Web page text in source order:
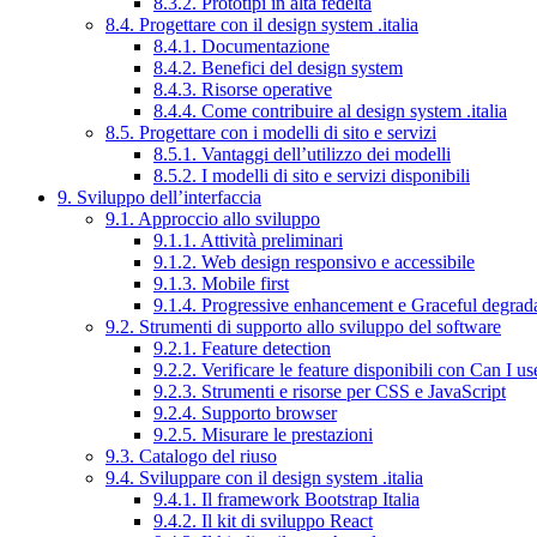
8.4. Progettare con il design system .italia
8.4.1. Documentazione
8.4.2. Benefici del design system
8.4.3. Risorse operative
8.4.4. Come contribuire al design system .italia
8.5. Progettare con i modelli di sito e servizi
8.5.1. Vantaggi dell’utilizzo dei modelli
8.5.2. I modelli di sito e servizi disponibili
9. Sviluppo dell’interfaccia
9.1. Approccio allo sviluppo
9.1.1. Attività preliminari
9.1.2. Web design responsivo e accessibile
9.1.3. Mobile first
9.1.4. Progressive enhancement e Graceful
9.2. Strumenti di supporto allo sviluppo del software
9.2.1. Feature detection
9.2.2. Verificare le feature disponibili con Can I
9.2.3. Strumenti e risorse per CSS e JavaScript
9.2.4. Supporto browser
9.2.5. Misurare le prestazioni
9.3. Catalogo del riuso
9.4. Sviluppare con il design system .italia
9.4.1. Il framework Bootstrap Italia
9.4.2. Il kit di sviluppo React